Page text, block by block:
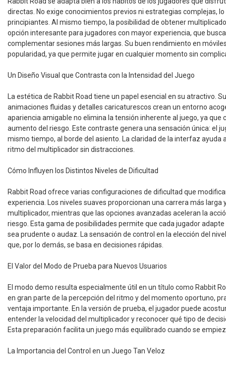
directas. No exige conocimientos previos ni estrategias complejas,
principiantes. Al mismo tiempo, la posibilidad de obtener
opción interesante para jugadores con mayor experiencia, que
complementar sesiones más largas. Su buen rendimiento en
popularidad, ya que permite jugar en cualquier momento sin
Un Diseño Visual que Contrasta con la Intensidad del Juego
La estética de Rabbit Road tiene un papel esencial en su atractivo.
animaciones fluidas y detalles caricaturescos crean un entorno
apariencia amigable no elimina la tensión inherente al juego, ya que
aumento del riesgo. Este contraste genera una sensación única: el
mismo tiempo, al borde del asiento. La claridad de la interfaz ayuda
ritmo del multiplicador sin distracciones.
Cómo Influyen los Distintos Niveles de Dificultad
Rabbit Road ofrece varias configuraciones de dificultad que
experiencia. Los niveles suaves proporcionan una carrera más
multiplicador, mientras que las opciones avanzadas aceleran la
riesgo. Esta gama de posibilidades permite que cada jugador
sea prudente o audaz. La sensación de control en la elección del
que, por lo demás, se basa en decisiones rápidas.
El Valor del Modo de Prueba para Nuevos Usuarios
El modo demo resulta especialmente útil en un título como Rabbit
en gran parte de la percepción del ritmo y del momento oportuno,
ventaja importante. En la versión de prueba, el jugador puede
entender la velocidad del multiplicador y reconocer qué tipo de
Esta preparación facilita un juego más equilibrado cuando se
La Importancia del Control en un Juego Tan Veloz